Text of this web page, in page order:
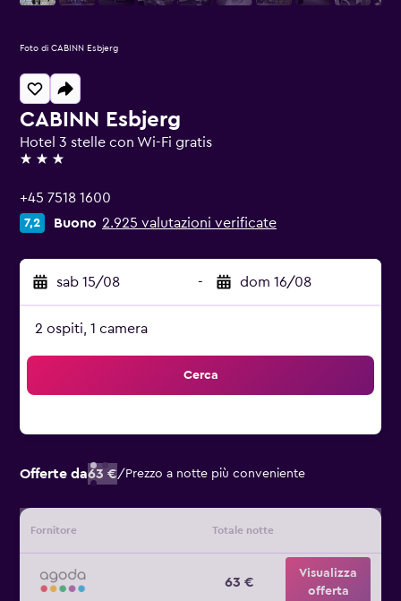
CABINN Esbjerg
Hotel 3 stelle con Wi-Fi gratis
3 stelle
+45 7518 1600
7,2 Buono 2.925 valutazioni verificate
sab 15/08 - dom 16/08
2 ospiti, 1 camera
Cerca
Offerte da63 €/ Prezzo a notte più conveniente
Fornitore Totale notte
63 €
Visualizza
offerta
Foto di CABINN Esbjerg